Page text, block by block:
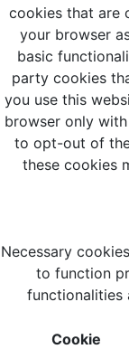
cookies that are
your browser
basic
party cookies
you use this
browser only
to opt-out of
these cookies
Necessary
to function
functionalities
Cookie